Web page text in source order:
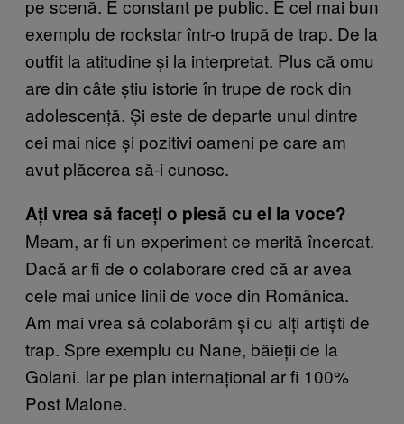
pe scenă. E constant pe public. E cel mai bun
exemplu de rockstar într-o trupă de trap. De la
outfit la atitudine și la interpretat. Plus că omu
are din câte știu istorie în trupe de rock din
adolescență. Și este de departe unul dintre
cei mai nice și pozitivi oameni pe care am
avut plăcerea să-i cunosc.
Ați vrea să faceți o piesă cu el la voce?
Meam, ar fi un experiment ce merită încercat.
Dacă ar fi de o colaborare cred că ar avea
cele mai unice linii de voce din Românica.
Am mai vrea să colaborăm și cu alți artiști de
trap. Spre exemplu cu Nane, băieții de la
Golani. Iar pe plan internațional ar fi 100%
Post Malone.